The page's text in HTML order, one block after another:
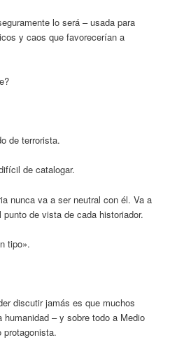
lo será – usada para
y caos que favorecerían a
de terrorista.
de catalogar.
nunca va a ser neutral con él. Va a
de vista de cada historiador.
tipo».
discutir jamás es que muchos
– y sobre todo a Medio
protagonista.